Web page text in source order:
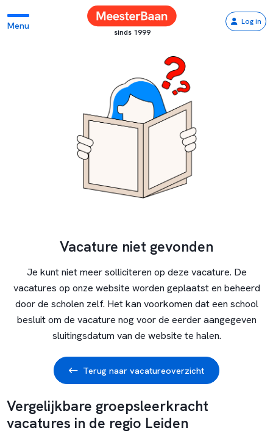
Menu
sinds 1999
Log in
Vacature niet gevonden
Je kunt niet meer solliciteren op deze vacature. De
vacatures op onze website worden geplaatst en beheerd
door de scholen zelf. Het kan voorkomen dat een school
besluit om de vacature nog voor de eerder aangegeven
sluitingsdatum van de website te halen.
Terug naar vacatureoverzicht
Vergelijkbare groepsleerkracht
vacatures in de regio Leiden